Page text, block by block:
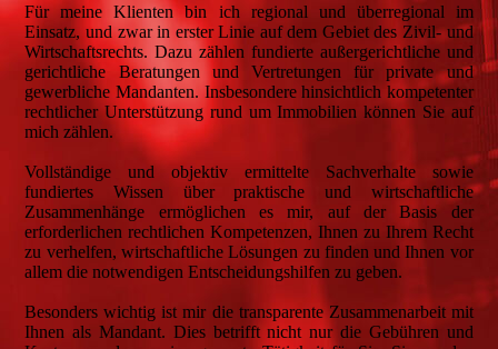
Für meine Klienten bin ich regional und überregional im
Einsatz, und zwar in erster Linie auf dem Gebiet des Zivil- und
Wirtschaftsrechts. Dazu zählen fundierte außergerichtliche und
gerichtliche Beratungen und Vertretungen für private und
gewerbliche Mandanten. Insbesondere hinsichtlich kompetenter
rechtlicher Unterstützung rund um Immobilien können Sie auf
mich zählen.
Vollständige und objektiv ermittelte Sachverhalte sowie
fundiertes Wissen über praktische und wirtschaftliche
Zusammenhänge ermöglichen es mir, auf der Basis der
erforderlichen rechtlichen Kompetenzen, Ihnen zu Ihrem Recht
zu verhelfen, wirtschaftliche Lösungen zu finden und Ihnen vor
allem die notwendigen Entscheidungshilfen zu geben.
Besonders wichtig ist mir die transparente Zusammenarbeit mit
Ihnen als Mandant. Dies betrifft nicht nur die Gebühren und